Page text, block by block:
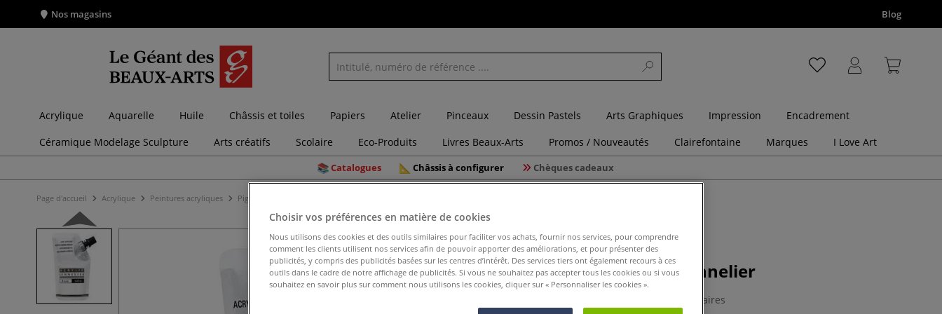
Nos magasins Blog
Acrylique Aquarelle Huile Châssis et toiles Papiers Atelier Pinceaux Dessin Pastels Arts Graphiques Impression
Encadrement
Céramique Modelage Sculpture
Arts créatifs Scolaire Eco-Produits Livres Beaux-Arts Promos / Nouveautés Clairefontaine Marques I Love Art
Catalogues Châssis à configurer Chèques cadeaux
Page d'accueil Acrylique Peintures acryliques Pigments et liants pour l'acrylique
Liant acrylique Sennelier
0 Commentaires
Choisir vos préférences en matière de cookies
Nous utilisons des cookies et des outils similaires pour faciliter vos achats, fournir nos services, pour comprendre
comment les clients utilisent nos services afin de pouvoir apporter des améliorations, et pour présenter des
publicités, y compris des publicités basées sur les centres d’intérêt. Des services tiers ont également recours à ces
outils dans le cadre de notre affichage de publicités. Si vous ne souhaitez pas accepter tous les cookies ou si vous
souhaitez en savoir plus sur comment nous utilisons les cookies, cliquer sur « Personnaliser les cookies ».